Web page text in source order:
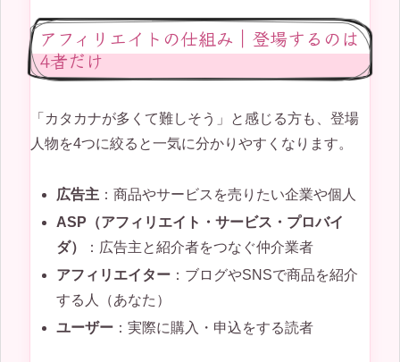
アフィリエイトの仕組み｜登場するのは
4者だけ
「カタカナが多くて難しそう」と感じる方も、登場
人物を4つに絞ると一気に分かりやすくなります。
広告主 ：商品やサービスを売りたい企業や個人
ASP（アフィリエイト・サービス・プロバイ
ダ）
：広告主と紹介者をつなぐ仲介業者
アフィリエイター ：ブログやSNSで商品を紹介
する人（あなた）
ユーザー ：実際に購入・申込をする読者